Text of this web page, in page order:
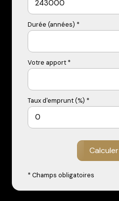
Durée (années) *
Votre apport *
Taux d'emprunt (%) *
Calculer
* Champs obligatoires